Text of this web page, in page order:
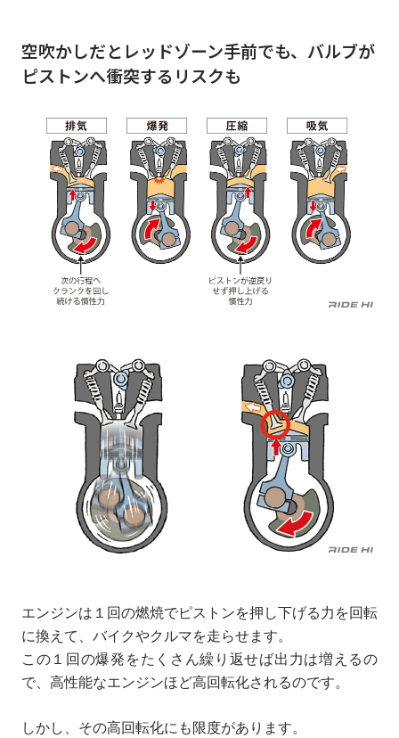
空吹かしだとレッドゾーン手前でも、バルブが
ピストンへ衝突するリスクも
エンジンは１回の燃焼でピストンを押し下げる力を回転
に換えて、バイクやクルマを走らせます。
この１回の爆発をたくさん繰り返せば出力は増えるの
で、高性能なエンジンほど高回転化されるのです。
しかし、その高回転化にも限度があります。